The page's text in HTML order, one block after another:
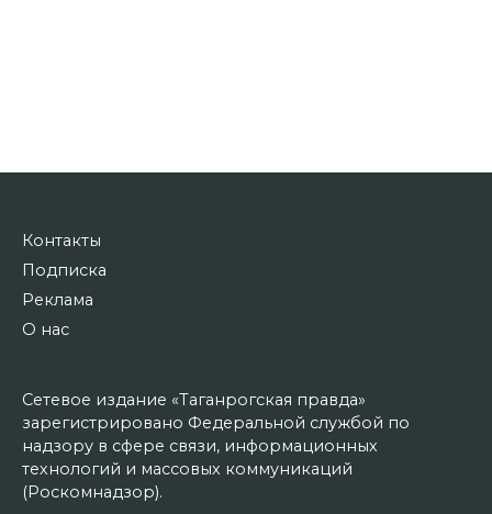
Контакты
Подписка
Реклама
О нас
Сетевое издание «Таганрогская правда»
зарегистрировано Федеральной службой по
надзору в сфере связи, информационных
технологий и массовых коммуникаций
(Роскомнадзор).